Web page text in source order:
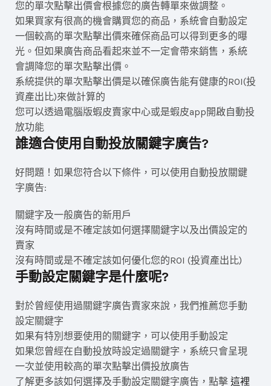
您的單次點擊出價會根據您的廣告轉單來做調整。
如果買家有很高的機會購買您的商品，系統會自動設定
一個較高的單次點擊出價來確保商品可以得到更多的曝
光。但如果廣告商品看起來並不一定會帶來銷售，系統
會調降您的單次點擊出價。
系統提供的單次點擊出價是以確保廣告能有健康的ROI(投
資產出比)來做計算的
您可以透過電腦版蝦皮賣家中心或是蝦皮app開啟自動投
放功能
誰適合使用自動投放關鍵字廣告?
好問題！如果您符合以下條件，可以使用自動投放關鍵
字廣告:
關鍵字及一般廣告的新用戶
沒有時間或是不確定該如何選擇關鍵字以及出價設定的
賣家
沒有時間或是不確定該如何優化您的ROI (投資產出比)
手動設定關鍵字是什麼呢?
對於曾經使用過關鍵字廣告賣家來說，我們推薦您手動
設定關鍵字
如果有特別想要使用的關鍵字，可以使用手動設定
如果您曾經在自動投放時設定過關鍵字，系統只會呈現
一次並使用較高的單次點擊出價投放廣告
了解更多該如何選擇及手動設定關鍵字廣告，點擊 這裡